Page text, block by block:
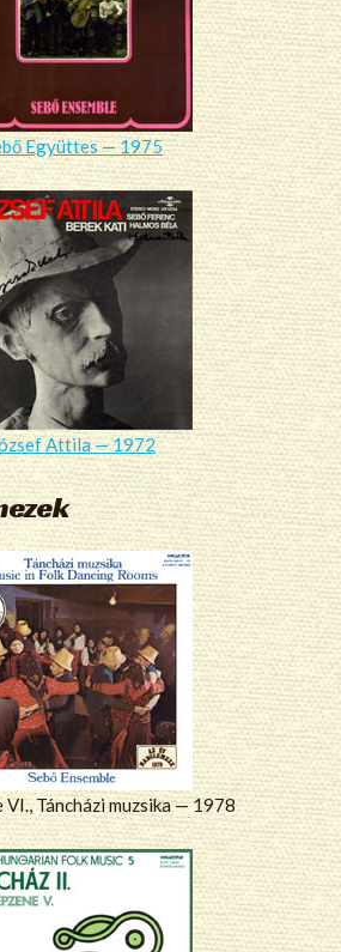
Együttes — 1975
Attila — 1972
VI., Táncházi muzsika — 1978